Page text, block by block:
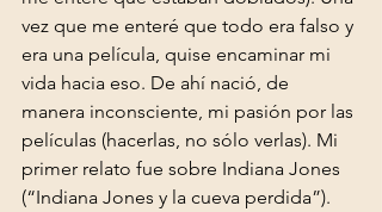
vez que me enteré que todo era falso y
era una película, quise encaminar mi
vida hacia eso. De ahí nació, de
manera inconsciente, mi pasión por las
películas (hacerlas, no sólo verlas). Mi
primer relato fue sobre Indiana Jones
(“Indiana Jones y la cueva perdida”).